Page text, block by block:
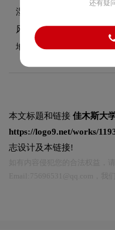
湿地之一的三江湿地、
风情，是北大荒精神的
地，是中国最早迎接太阳
本文标题和链接 佳木斯大
https://logo9.net/works/
志设计及本链接!
还有疑